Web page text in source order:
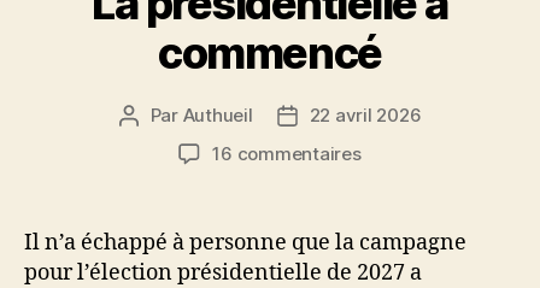
commencé
Auteur
l’article
Par Authueil
Date22 avril 2026
16 commentairessur
a
commencé
Il n’a échappé à personne que la campagne
pour l’élection présidentielle de 2027 a